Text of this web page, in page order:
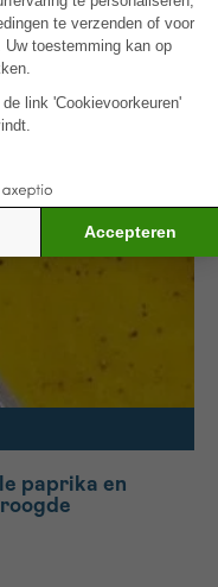
basilicum.
paprika en